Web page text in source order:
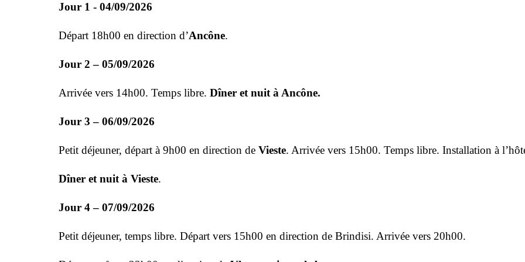
Jour 1 - 04/09/2026
Départ 18h00 en direction d’Ancône.
Jour 2 – 05/09/2026
Arrivée vers 14h00. Temps libre. Dîner et nuit à Ancône.
Jour 3 – 06/09/2026
Petit déjeuner, départ à 9h00 en direction de Vieste. Arrivée vers 15h00. Temps libre. Installation à
Dîner et nuit à Vieste.
Jour 4 – 07/09/2026
Petit déjeuner, temps libre. Départ vers 15h00 en direction de Brindisi. Arrivée vers 20h00.